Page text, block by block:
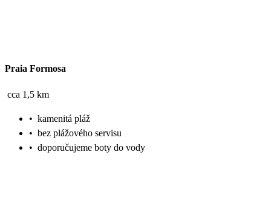
Praia Formosa
cca 1,5 km
• kamenitá pláž
• bez plážového servisu
• doporučujeme boty do vody